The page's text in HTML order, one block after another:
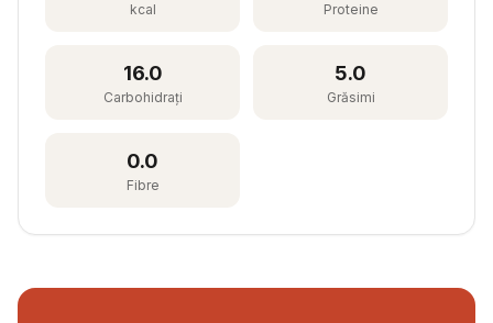
kcal Proteine
16.0
Carbohidrați
5.0
Grăsimi
0.0
Fibre